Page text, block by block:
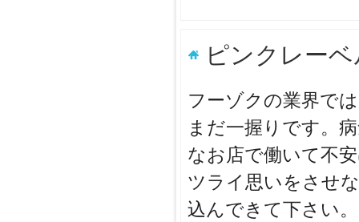
ピンクレー
フーゾクの業界で
まだ一握りです。
なお店で働いて不
ツライ思いをさせ
込んできて下さい